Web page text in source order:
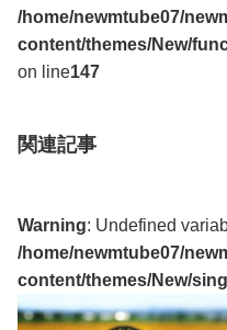
/home/newmtube07/
content/themes/New/
on line147
関連記事
Warning: Undefined
/home/newmtube07/
content/themes/New/